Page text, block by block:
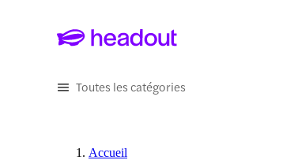
Toutes les catégories
Accueil